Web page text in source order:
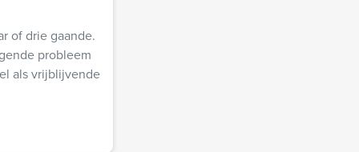
of drie gaande.
probleem
als vrijblijvende